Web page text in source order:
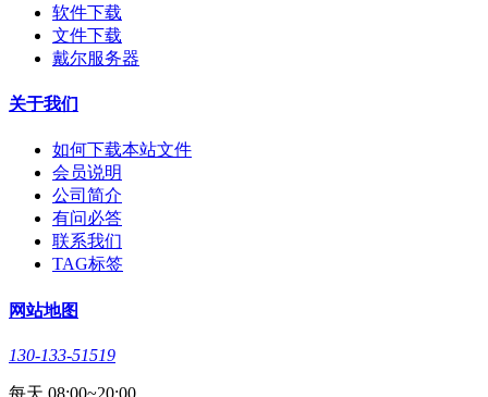
软件下载
文件下载
戴尔服务器
关于我们
如何下载本站文件
会员说明
公司简介
有问必答
联系我们
TAG标签
网站地图
130-133-51519
每天 08:00~20:00